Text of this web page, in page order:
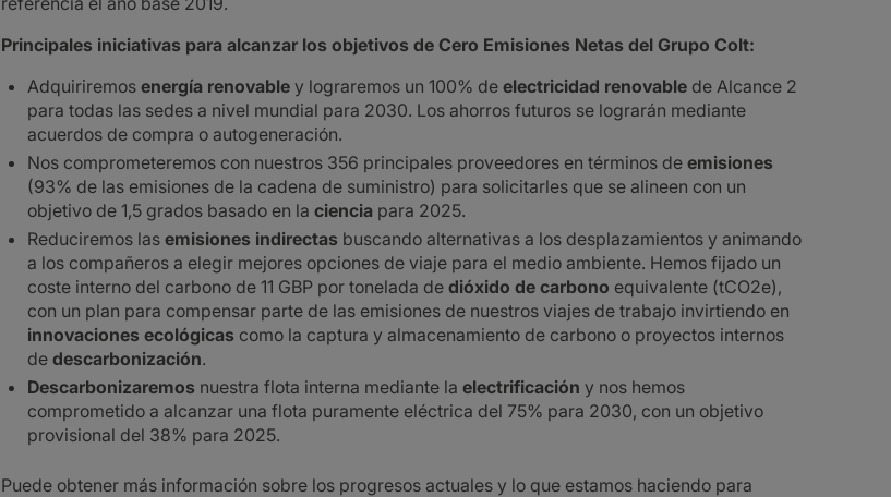
Principales iniciativas para alcanzar los objetivos de Cero Emisiones Netas del Grupo Colt:
Adquiriremos energía renovable y lograremos un 100% de electricidad renovable de Alcance 2
para todas las sedes a nivel mundial para 2030. Los ahorros futuros se lograrán mediante
acuerdos de compra o autogeneración.
Nos comprometeremos con nuestros 356 principales proveedores en términos de emisiones
(93% de las emisiones de la cadena de suministro) para solicitarles que se alineen con un
objetivo de 1,5 grados basado en la ciencia para 2025.
Reduciremos las emisiones indirectas buscando alternativas a los desplazamientos y animando
a los compañeros a elegir mejores opciones de viaje para el medio ambiente. Hemos fijado un
coste interno del carbono de 11 GBP por tonelada de dióxido de carbono equivalente (tCO2e),
con un plan para compensar parte de las emisiones de nuestros viajes de trabajo invirtiendo en
innovaciones ecológicas como la captura y almacenamiento de carbono o proyectos internos
de descarbonización.
Descarbonizaremos nuestra flota interna mediante la electrificación y nos hemos
comprometido a alcanzar una flota puramente eléctrica del 75% para 2030, con un objetivo
provisional del 38% para 2025.
Puede obtener más información sobre los progresos actuales y lo que estamos haciendo para